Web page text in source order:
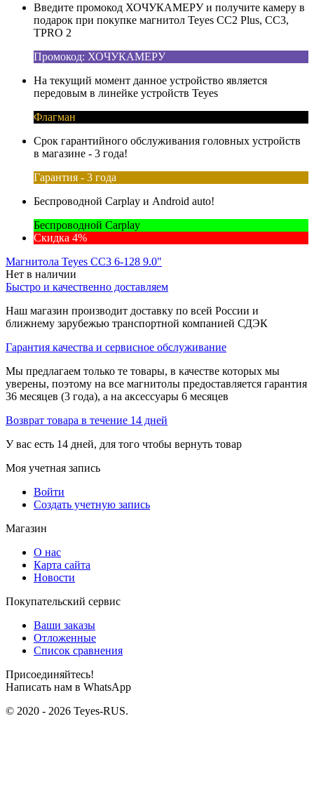
Введите промокод ХОЧУКАМЕРУ и получите камеру в
подарок при покупке магнитол Teyes CC2 Plus, CC3,
TPRO 2
Промокод: ХОЧУКАМЕРУ
На текущий момент данное устройство является
передовым в линейке устройств Teyes
Флагман
Срок гарантийного обслуживания головных устройств
в магазине - 3 года!
Гарантия - 3 года
Беспроводной Carplay и Android auto!
Беспроводной Carplay
Скидка 4%
Магнитола Teyes CC3 6-128 9.0"
Нет в наличии
Быстро и качественно доставляем
Наш магазин производит доставку по всей России и
ближнему зарубежью транспортной компанией СДЭК
Гарантия качества и сервисное обслуживание
Мы предлагаем только те товары, в качестве которых мы
уверены, поэтому на все магнитолы предоставляется гарантия
36 месяцев (3 года), а на аксессуары 6 месяцев
Возврат товара в течение 14 дней
У вас есть 14 дней, для того чтобы вернуть товар
Моя учетная запись
Войти
Создать учетную запись
Магазин
О нас
Карта сайта
Новости
Покупательский сервис
Ваши заказы
Отложенные
Список сравнения
Присоединяйтесь!
Написать нам в WhatsApp
© 2020 - 2026 Teyes-RUS.